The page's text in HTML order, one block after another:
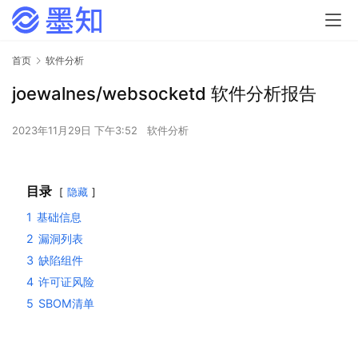
首页 软件分析
joewalnes/websocketd 软件分析报告
2023年11月29日 下午3:52 软件分析
目录 隐藏
1 基础信息
2 漏洞列表
3 缺陷组件
4 许可证风险
5 SBOM清单